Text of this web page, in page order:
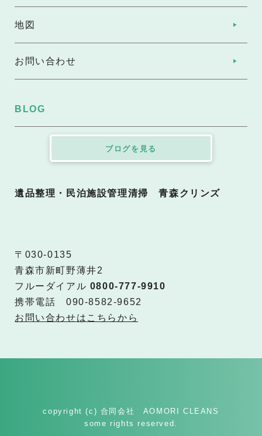
地図
お問い合わせ
BLOG
ブログを見る
遺品整理・民泊施設管理清掃 青森クリンズ
〒030-0135
青森市新町野薄井2
フルーダイアル 0800-777-9910
携帯電話 090-8582-9652
お問い合わせはこちらから
copyright (c) 合同会社 AOMORI CLEANS
some rights reserved.